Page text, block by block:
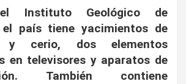
Instituto Geológico de
el país tiene yacimientos de
y cerio, dos elementos
en televisores y aparatos de
También contiene